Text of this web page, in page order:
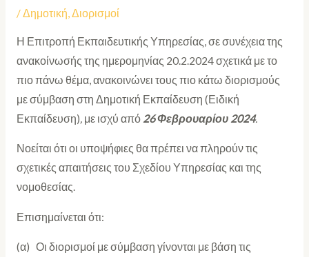
/Δημοτική,Διορισμοί
Η Επιτροπή Εκπαιδευτικής Υπηρεσίας, σε συνέχεια της
ανακοίνωσής της ημερομηνίας 20.2.2024 σχετικά με το
πιο πάνω θέμα, ανακοινώνει τους πιο κάτω διορισμούς
με σύμβαση στη Δημοτική Εκπαίδευση (Ειδική
Εκπαίδευση), με ισχύ από 26 Φεβρουαρίου 2024.
Νοείται ότι οι υποψήφιες θα πρέπει να πληρούν τις
σχετικές απαιτήσεις του Σχεδίου Υπηρεσίας και της
νομοθεσίας.
Επισημαίνεται ότι:
(α) Οι διορισμοί με σύμβαση γίνονται με βάση τις